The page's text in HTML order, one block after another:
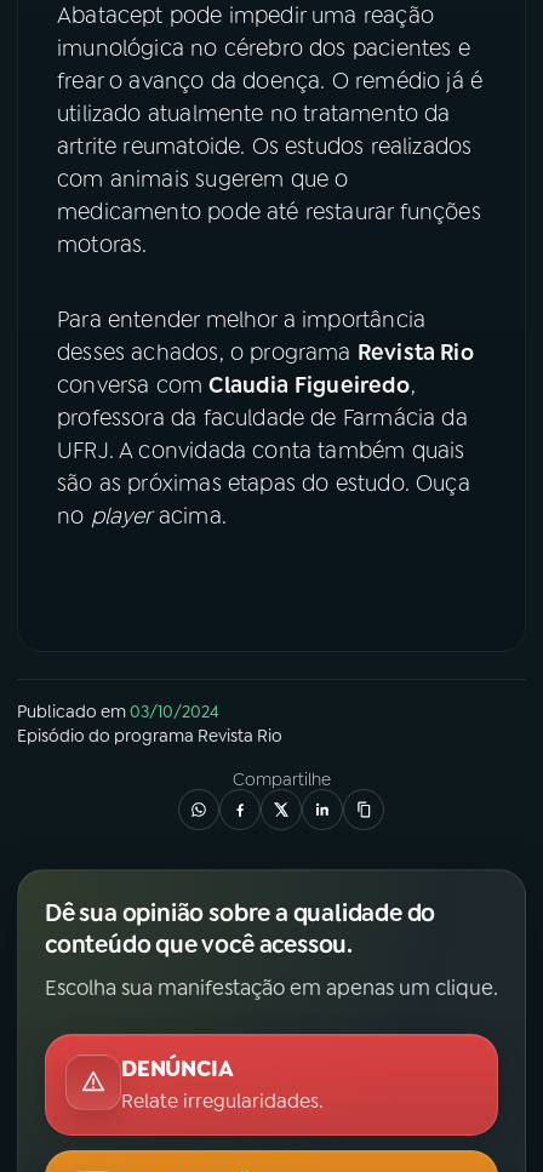
Instagram X
TikTok
Abatacept pode impedir uma reação
imunológica no cérebro dos pacientes e
frear o avanço da doença. O remédio já é
utilizado atualmente no tratamento da
artrite reumatoide. Os estudos realizados
com animais sugerem que o
medicamento pode até restaurar funções
motoras.
Para entender melhor a importância
desses achados, o programa Revista Rio
conversa comClaudia Figueiredo,
professora da faculdade de Farmácia da
UFRJ. A convidada conta também quais
são as próximas etapas do estudo. Ouça
no playeracima.
Publicado em03/10/2024
Episódio do programa Revista Rio
Compartilhe
Dê sua opinião sobre a qualidade do
conteúdo que você acessou.
Escolha sua manifestação em apenas um clique.
DENÚNCIA
Relate irregularidades.